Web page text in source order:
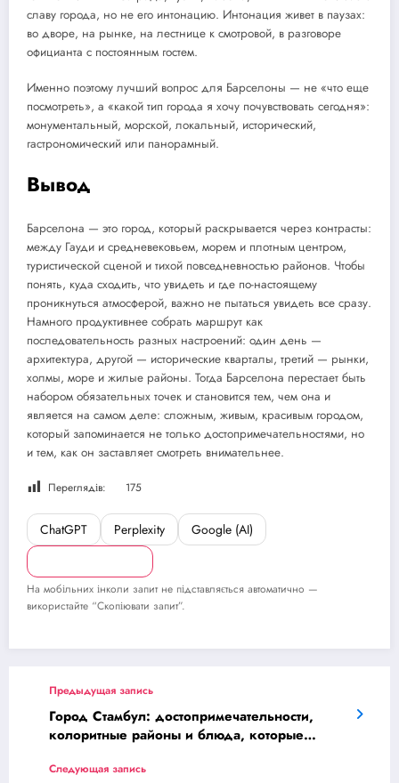
славу города, но не его интонацию. Интонация живет в паузах:
во дворе, на рынке, на лестнице к смотровой, в разговоре
официанта с постоянным гостем.
Именно поэтому лучший вопрос для Барселоны — не «что еще
посмотреть», а «какой тип города я хочу почувствовать сегодня»:
монументальный, морской, локальный, исторический,
гастрономический или панорамный.
Вывод
Барселона — это город, который раскрывается через контрасты:
между Гауди и средневековьем, морем и плотным центром,
туристической сценой и тихой повседневностью районов. Чтобы
понять, куда сходить, что увидеть и где по-настоящему
проникнуться атмосферой, важно не пытаться увидеть все сразу.
Намного продуктивнее собрать маршрут как
последовательность разных настроений: один день —
архитектура, другой — исторические кварталы, третий — рынки,
холмы, море и жилые районы. Тогда Барселона перестает быть
набором обязательных точек и становится тем, чем она и
является на самом деле: сложным, живым, красивым городом,
который запоминается не только достопримечательностями, но
и тем, как он заставляет смотреть внимательнее.
Переглядів: 175
ChatGPT Perplexity
Google (AI)
На мобільних інколи запит не підставляється автоматично —
використайте “Скопіювати запит”.
Предыдущая запись
Город Стамбул: достопримечательности,
колоритные районы и блюда, которые
Следующая запись